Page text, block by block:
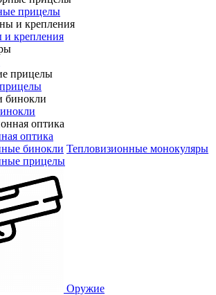
прицелы
крепления
оптика
бинокли Тепловизионные монокуляры
прицелы
Оружие